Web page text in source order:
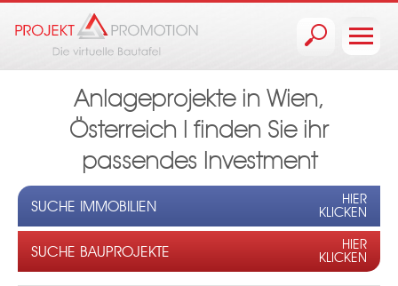
Anlageprojekte in Wien,
Österreich I finden Sie ihr
passendes Investment
SUCHE IMMOBILIEN
HIER
KLICKEN
SUCHE BAUPROJEKTE
HIER
KLICKEN